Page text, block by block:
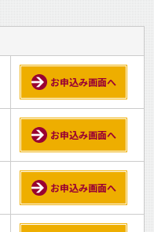
お申込み画面へ
お申込み画面へ
お申込み画面へ